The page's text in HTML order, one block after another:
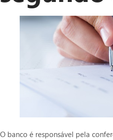
O banco é responsável pela